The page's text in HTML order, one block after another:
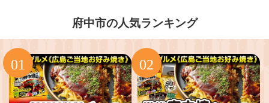
府中市の人気ランキング